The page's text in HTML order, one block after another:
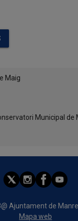
Maig
Municipal de
Ajuntament de
Mapa web